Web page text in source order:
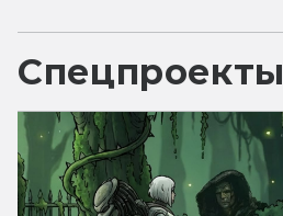
Спецпроекты